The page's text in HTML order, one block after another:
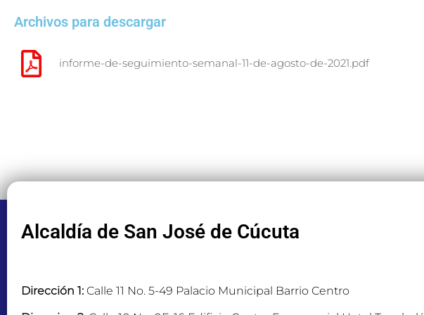
Archivos para descargar
informe-de-seguimiento-semanal-11-de-agosto-de-2021.pdf
Alcaldía de San José de Cúcuta
Dirección 1: Calle 11 No. 5-49 Palacio Municipal Barrio Centro